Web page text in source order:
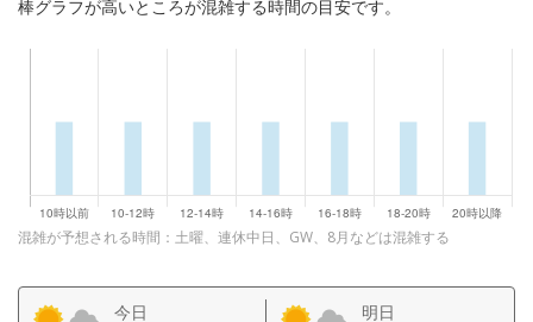
棒グラフが高いところが混雑する時間の目安です。
混雑が予想される時間：土曜、連休中日、GW、8月などは混雑する
今日 明日